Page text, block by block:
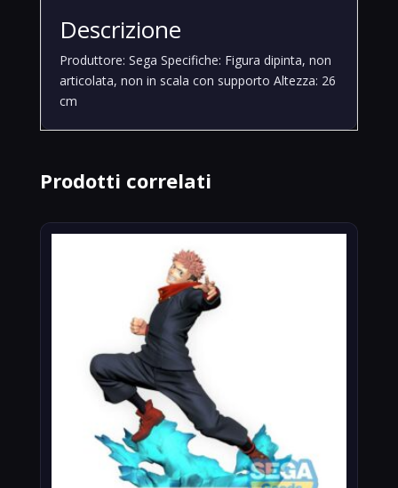
Descrizione
Produttore: Sega Specifiche: Figura dipinta, non
articolata, non in scala con supporto Altezza: 26
cm
Prodotti correlati